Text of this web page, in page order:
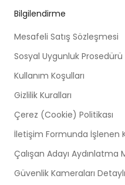
Bilgilendirme
Mesafeli Satış Sözleşmesi
Sosyal Uygunluk Prosedürü
Kullanım Koşulları
Gizlilik Kuralları
Çerez (Cookie) Politikası
İletişim Formunda İşlenen
Çalışan Adayı Aydınlatma
Güvenlik Kameraları